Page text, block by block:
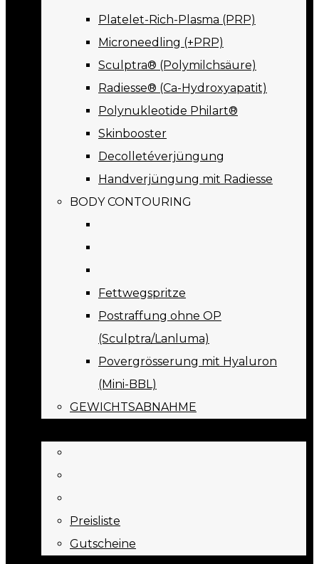
Platelet-Rich-Plasma (PRP)
Microneedling (+PRP)
Sculptra® (Polymilchsäure)
Radiesse® (Ca-Hydroxyapatit)
Polynukleotide Philart®
Skinbooster
Decolletéverjüngung
Handverjüngung mit Radiesse
BODY CONTOURING
Fettwegspritze
Postraffung ohne OP
(Sculptra/Lanluma)
Povergrösserung mit Hyaluron
(Mini-BBL)
GEWICHTSABNAHME
Preisliste
Gutscheine